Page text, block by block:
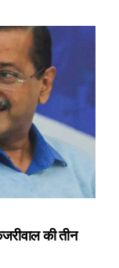
की तीन